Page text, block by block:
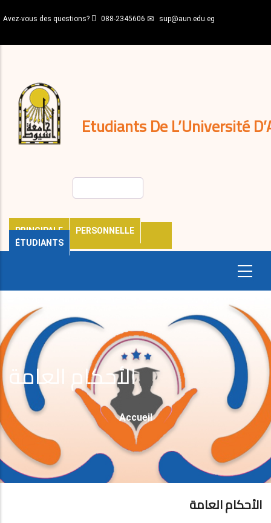
au
principal
Avez-vous des questions? 088-2345606 sup@aun.edu.eg
Etudiants De L’Université
PRINCIPALE
PERSONNELLE
ÉTUDIANTS
décisions
Expatriés
Journal
الأحكام العامة
Fil
D'Ariane
Accueil
الأحكام العامة